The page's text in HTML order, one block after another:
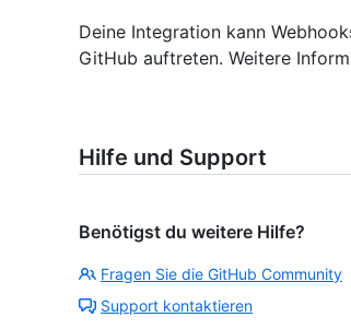
Deine Integration kann
GitHub auftreten. Weitere
Hilfe und Support
Benötigst du weitere Hilfe?
Fragen Sie die GitHub Community
Support kontaktieren